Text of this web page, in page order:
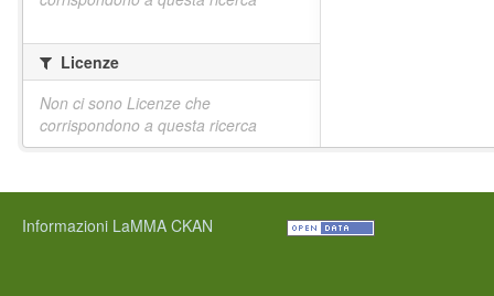
Licenze
Non ci sono Licenze che
corrispondono a questa ricerca
Informazioni LaMMA CKAN